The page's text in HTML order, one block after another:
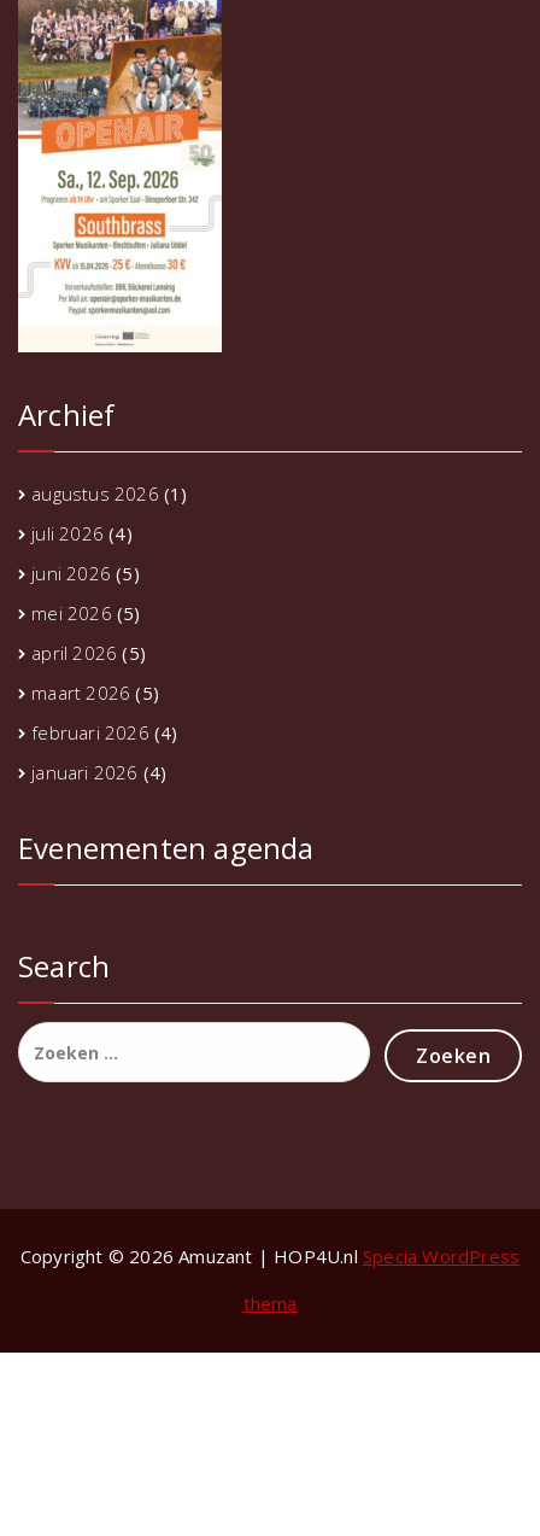
Archief
augustus 2026 (1)
juli 2026 (4)
juni 2026 (5)
mei 2026 (5)
april 2026 (5)
maart 2026 (5)
februari 2026 (4)
januari 2026 (4)
Evenementen agenda
Search
Zoeken
naar:
Copyright © 2026 Amuzant | HOP4U.nl Specia WordPress
thema